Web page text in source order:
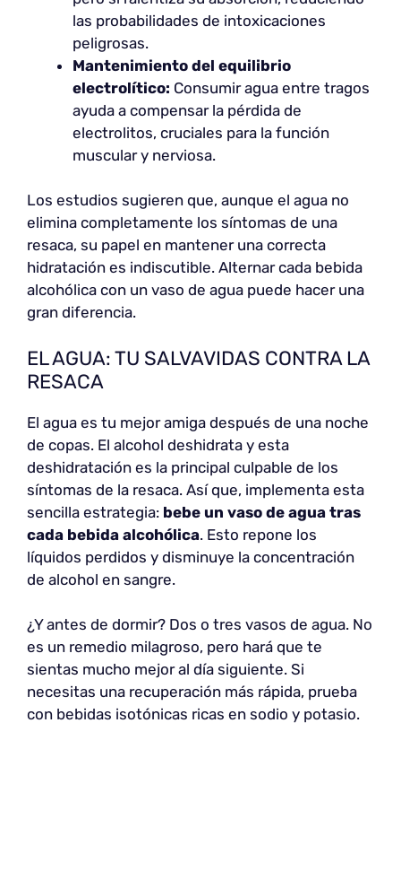
las probabilidades de intoxicaciones
peligrosas.
Mantenimiento del equilibrio
electrolítico: Consumir agua entre tragos
ayuda a compensar la pérdida de
electrolitos, cruciales para la función
muscular y nerviosa.
Los estudios sugieren que, aunque el agua no
elimina completamente los síntomas de una
resaca, su papel en mantener una correcta
hidratación es indiscutible. Alternar cada bebida
alcohólica con un vaso de agua puede hacer una
gran diferencia.
EL AGUA: TU SALVAVIDAS CONTRA LA
RESACA
El agua es tu mejor amiga después de una noche
de copas. El alcohol deshidrata y esta
deshidratación es la principal culpable de los
síntomas de la resaca. Así que, implementa esta
sencilla estrategia: bebe un vaso de agua tras
cada bebida alcohólica. Esto repone los
líquidos perdidos y disminuye la concentración
de alcohol en sangre.
¿Y antes de dormir? Dos o tres vasos de agua. No
es un remedio milagroso, pero hará que te
sientas mucho mejor al día siguiente. Si
necesitas una recuperación más rápida, prueba
con bebidas isotónicas ricas en sodio y potasio.